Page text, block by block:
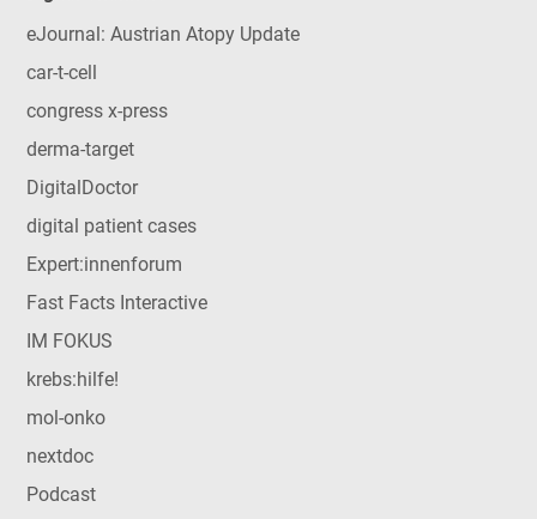
eJournal: Austrian Atopy Update
car-t-cell
congress x-press
derma-target
DigitalDoctor
digital patient cases
Expert:innenforum
Fast Facts Interactive
IM FOKUS
krebs:hilfe!
mol-onko
nextdoc
Podcast